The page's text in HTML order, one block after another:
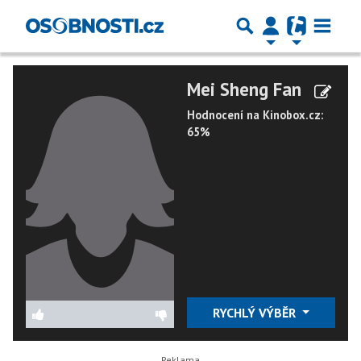
Mei Sheng Fan
Hodnocení na Kinobox.cz:
65%
RYCHLÝ VÝBĚR